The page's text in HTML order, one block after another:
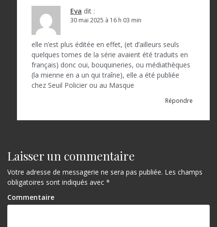
Eva dit :
30 mai 2025 à 16 h 03 min
elle n’est plus éditée en effet, (et d’ailleurs seuls
quelques tomes de la série avaient été traduits en
français) donc oui, bouquineries, ou médiathèques
(la mienne en a un qui traîne), elle a été publiée
chez Seuil Policier ou au Masque
Répondre
Laisser un commentaire
Votre adresse de messagerie ne sera pas publiée. Les champs
obligatoires sont indiqués avec *
Commentaire